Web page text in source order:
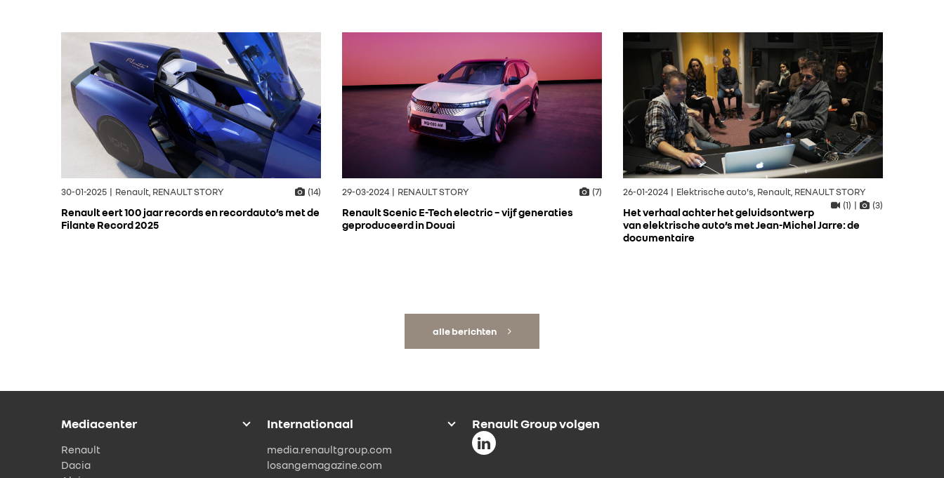
30-01-2025 | Renault, RENAULT STORY (14)
Renault eert 100 jaar records en recordauto’s met de
Filante Record 2025
29-03-2024 | RENAULT STORY (7)
Renault Scenic E-Tech electric – vijf generaties
geproduceerd in Douai
26-01-2024 | Elektrische auto's, Renault, RENAULT STORY
(1) |
(3)
Het verhaal achter het geluidsontwerp
van elektrische auto’s met Jean-Michel Jarre: de
documentaire
alle berichten
Mediacenter
Renault
Dacia
Internationaal
media.renaultgroup.com
losangemagazine.com
Renault Group volgen